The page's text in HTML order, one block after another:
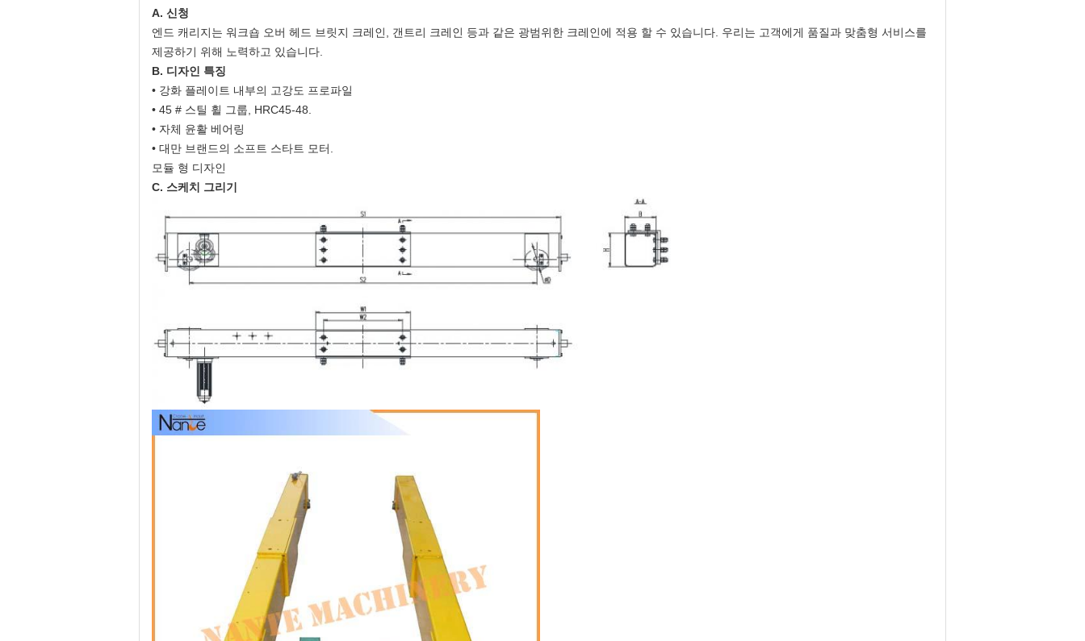
A. 신청
엔드 캐리지는 워크숍 오버 헤드 브릿지 크레인, 갠트리 크레인 등과 같은 광범위한 크레인에 적용 할 수 있습니다. 우리는 고객에게 품질과 맞춤형 서비스를
제공하기 위해 노력하고 있습니다.
B. 디자인 특징
• 강화 플레이트 내부의 고강도 프로파일
• 45 # 스틸 휠 그룹, HRC45-48.
• 자체 윤활 베어링
• 대만 브랜드의 소프트 스타트 모터.
모듈 형 디자인
C. 스케치 그리기